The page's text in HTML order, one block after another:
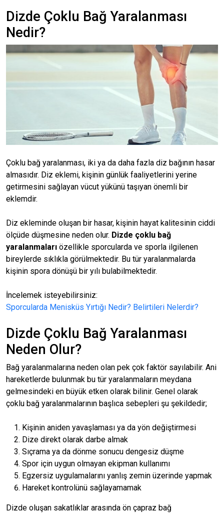
Dizde Çoklu Bağ Yaralanması
Nedir?
Çoklu bağ yaralanması, iki ya da daha fazla diz bağının hasar
almasıdır. Diz eklemi, kişinin günlük faaliyetlerini yerine
getirmesini sağlayan vücut yükünü taşıyan önemli bir
eklemdir.
Diz ekleminde oluşan bir hasar, kişinin hayat kalitesinin ciddi
ölçüde düşmesine neden olur. Dizde çoklu bağ
yaralanmaları özellikle sporcularda ve sporla ilgilenen
bireylerde sıklıkla görülmektedir. Bu tür yaralanmalarda
kişinin spora dönüşü bir yılı bulabilmektedir.
İncelemek isteyebilirsiniz:
Sporcularda Menisküs Yırtığı Nedir? Belirtileri Nelerdir?
Dizde Çoklu Bağ Yaralanması
Neden Olur?
Bağ yaralanmalarına neden olan pek çok faktör sayılabilir. Ani
hareketlerde bulunmak bu tür yaralanmaların meydana
gelmesindeki en büyük etken olarak bilinir. Genel olarak
çoklu bağ yaralanmalarının başlıca sebepleri şu şekildedir;
Kişinin aniden yavaşlaması ya da yön değiştirmesi
Dize direkt olarak darbe almak
Sıçrama ya da dönme sonucu dengesiz düşme
Spor için uygun olmayan ekipman kullanımı
Egzersiz uygulamalarını yanlış zemin üzerinde yapmak
Hareket kontrolünü sağlayamamak
Dizde oluşan sakatlıklar arasında ön çapraz bağ